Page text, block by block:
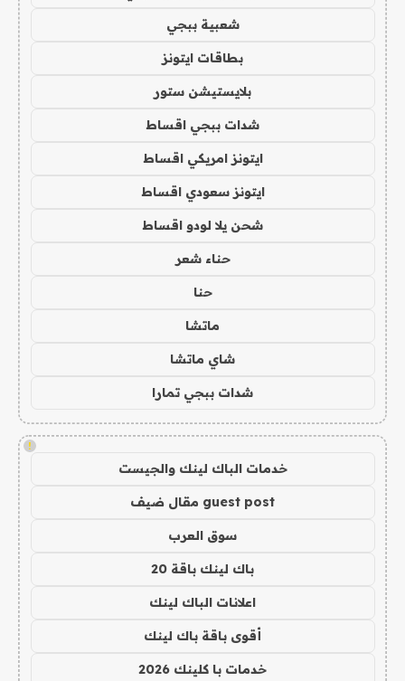
شعبية ببجي
بطاقات ايتونز
بلايستيشن ستور
شدات ببجي اقساط
ايتونز امريكي اقساط
ايتونز سعودي اقساط
شحن يلا لودو اقساط
حناء شعر
حنا
ماتشا
شاي ماتشا
شدات ببجي تمارا
!
خدمات الباك لينك والجيست
guest post مقال ضيف
سوق العرب
باك لينك باقة 20
اعلانات الباك لينك
أقوى باقة باك لينك
خدمات با كلينك 2026